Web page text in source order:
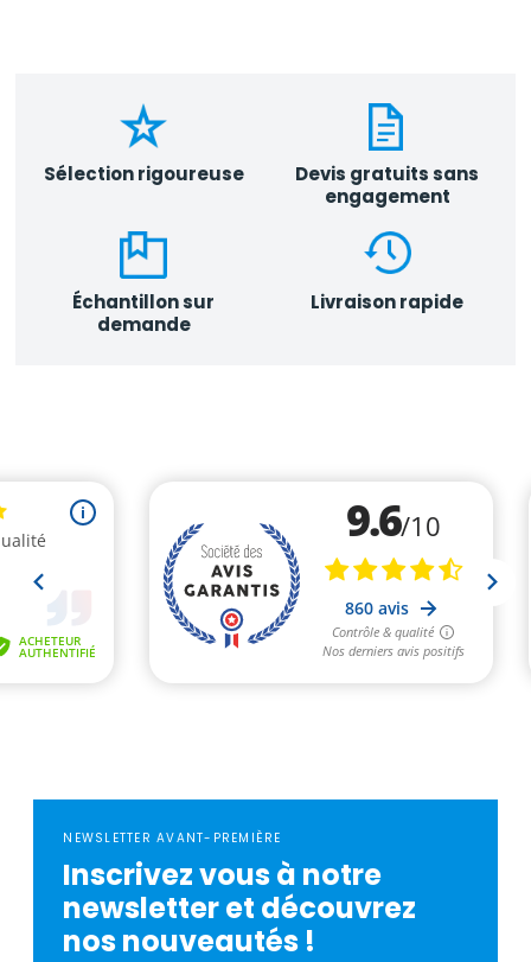
Sélection rigoureuse
Devis gratuits sans
engagement
Échantillon sur
demande
Livraison rapide
NEWSLETTER AVANT-PREMIÈRE
Inscrivez vous à notre
newsletter et découvrez
nos nouveautés !